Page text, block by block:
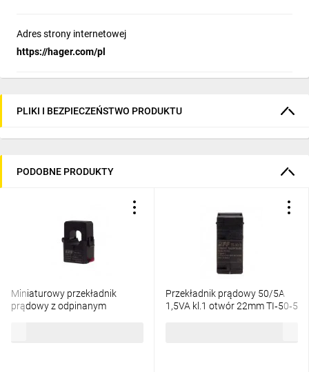
Adres strony internetowej
https://hager.com/pl
PLIKI I BEZPIECZEŃSTWO PRODUKTU
PODOBNE PRODUKTY
Miniaturowy przekładnik
prądowy z odpinanym
Przekładnik prądowy 50/5A
1,5VA kl.1 otwór 22mm TI‑50‑5